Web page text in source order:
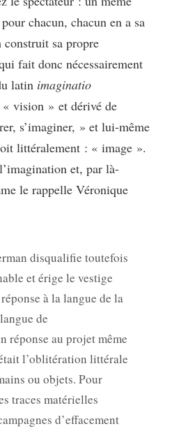
chacun, chacun en a sa
construit sa propre
fait donc nécessairement
latin imaginatio
vision » et dérivé de
s’imaginer, » et lui-même
littéralement : « image ».
et, par là-
le rappelle Véronique
disqualifie toutefois
et érige le vestige
à la langue de la
de
réponse au projet même
l’oblitération littérale
ou objets. Pour
traces matérielles
d’effacement